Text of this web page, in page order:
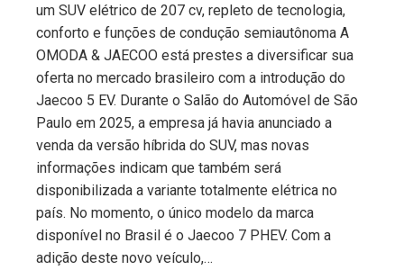
um SUV elétrico de 207 cv, repleto de tecnologia,
conforto e funções de condução semiautônoma A
OMODA & JAECOO está prestes a diversificar sua
oferta no mercado brasileiro com a introdução do
Jaecoo 5 EV. Durante o Salão do Automóvel de São
Paulo em 2025, a empresa já havia anunciado a
venda da versão híbrida do SUV, mas novas
informações indicam que também será
disponibilizada a variante totalmente elétrica no
país. No momento, o único modelo da marca
disponível no Brasil é o Jaecoo 7 PHEV. Com a
adição deste novo veículo,…